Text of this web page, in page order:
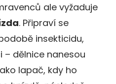
ale vyžaduje
. Připraví se
insekticidu,
– dělnice nanesou
lapač, kdy ho